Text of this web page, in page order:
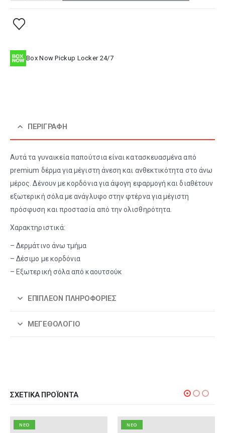
Box Now Pickup Locker 24/7
ΠΕΡΙΓΡΑΦΉ
Αυτά τα γυναικεία παπούτσια είναι κατασκευασμένα από
premium δέρμα για μέγιστη άνεση και ανθεκτικότητα στο άνω
μέρος. Δένουν με κορδόνια για άψογη εφαρμογή και διαθέτουν
εξωτερική σόλα με ανάγλυφο στην φτέρνα για μέγιστη
πρόσφυση και προστασία από την ολισθηρότητα.
Χαρακτηριστικά:
– Δερμάτινο άνω τμήμα
– Δέσιμο με κορδόνια
– Εξωτερική σόλα από καουτσούκ
ΕΠΙΠΛΈΟΝ ΠΛΗΡΟΦΟΡΊΕΣ
ΜΕΓΕΘΟΛΌΓΙΟ
ΣΧΕΤΙΚΆ ΠΡΟΪΌΝΤΑ
NEO NEO